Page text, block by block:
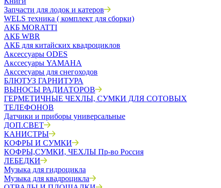
Запчасти для лодок и катеров
WELS техника ( комплект для сборки)
АКБ MORATTI
АКБ WBR
АКБ для китайских квадроциклов
Аксессуары ODES
Акссесуары YAMAHA
Акссесуары для снегоходов
БЛЮТУЗ ГАРНИТУРА
ВЫНОСЫ РАДИАТОРОВ
ГЕРМЕТИЧНЫЕ ЧЕХЛЫ, СУМКИ ДЛЯ СОТОВЫХ
ТЕЛЕФОНОВ
Датчики и приборы универсальные
ДОП.СВЕТ
КАНИСТРЫ
КОФРЫ И СУМКИ
КОФРЫ,СУМКИ, ЧЕХЛЫ Пр-во Россия
ЛЕБЕДКИ
Музыка для гидроцикла
Музыка для квадроцикла